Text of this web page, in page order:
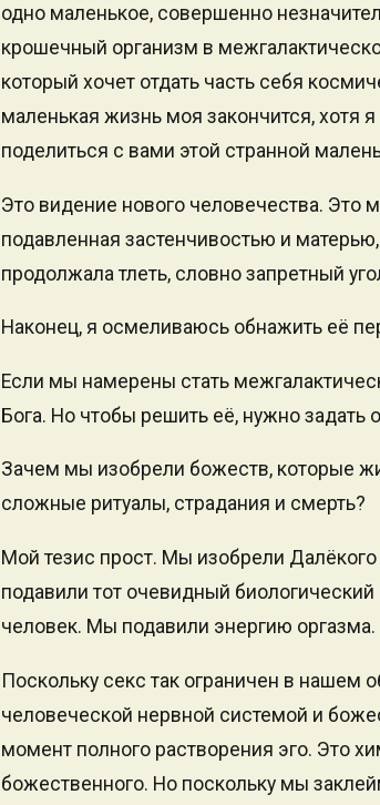
одно маленькое, совершенно
крошечный организм в
который хочет отдать часть себя
маленькая жизнь моя закончится,
поделиться с вами этой странной
Это видение нового человечества. Это
подавленная застенчивостью и
продолжала тлеть, словно запретный
Наконец, я осмеливаюсь обнажить её
Если мы намерены стать
Бога. Но чтобы решить её, нужно
Зачем мы изобрели божеств, которые
сложные ритуалы, страдания и смерть?
Мой тезис прост. Мы изобрели
подавили тот очевидный
человек. Мы подавили энергию оргазма.
Поскольку секс так ограничен в
человеческой нервной системой и
момент полного растворения эго. Это
божественного. Но поскольку мы